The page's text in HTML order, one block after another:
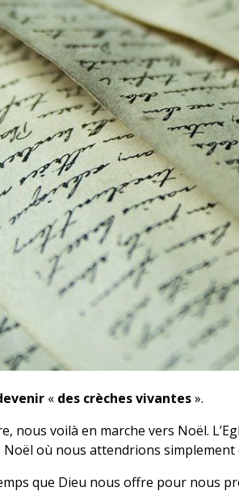
« des crèches vivantes».
nous voilà en marche vers Noël.
Noël où nous attendrions
que Dieu nous offre pour nous